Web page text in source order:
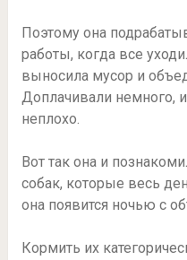
Поэтому она
работы, когда все
выносила мусор и
Доплачивали немного,
неплохо.
Вот так она и
собак, которые весь
она появится ночью с
Кормить их